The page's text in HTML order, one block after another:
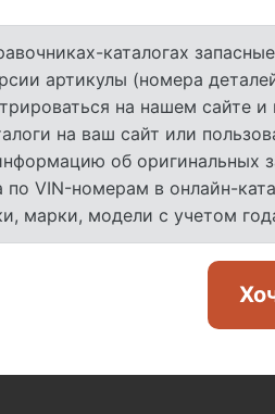
каталогах
артикулы (номера
на нашем сайте
на ваш сайт или
об оригинальных
по VIN-номерам в онлайн-
марки, модели с учетом